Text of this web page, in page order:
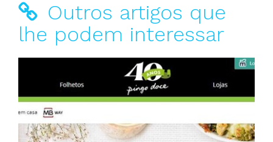
Outros artigos que
lhe podem interessar